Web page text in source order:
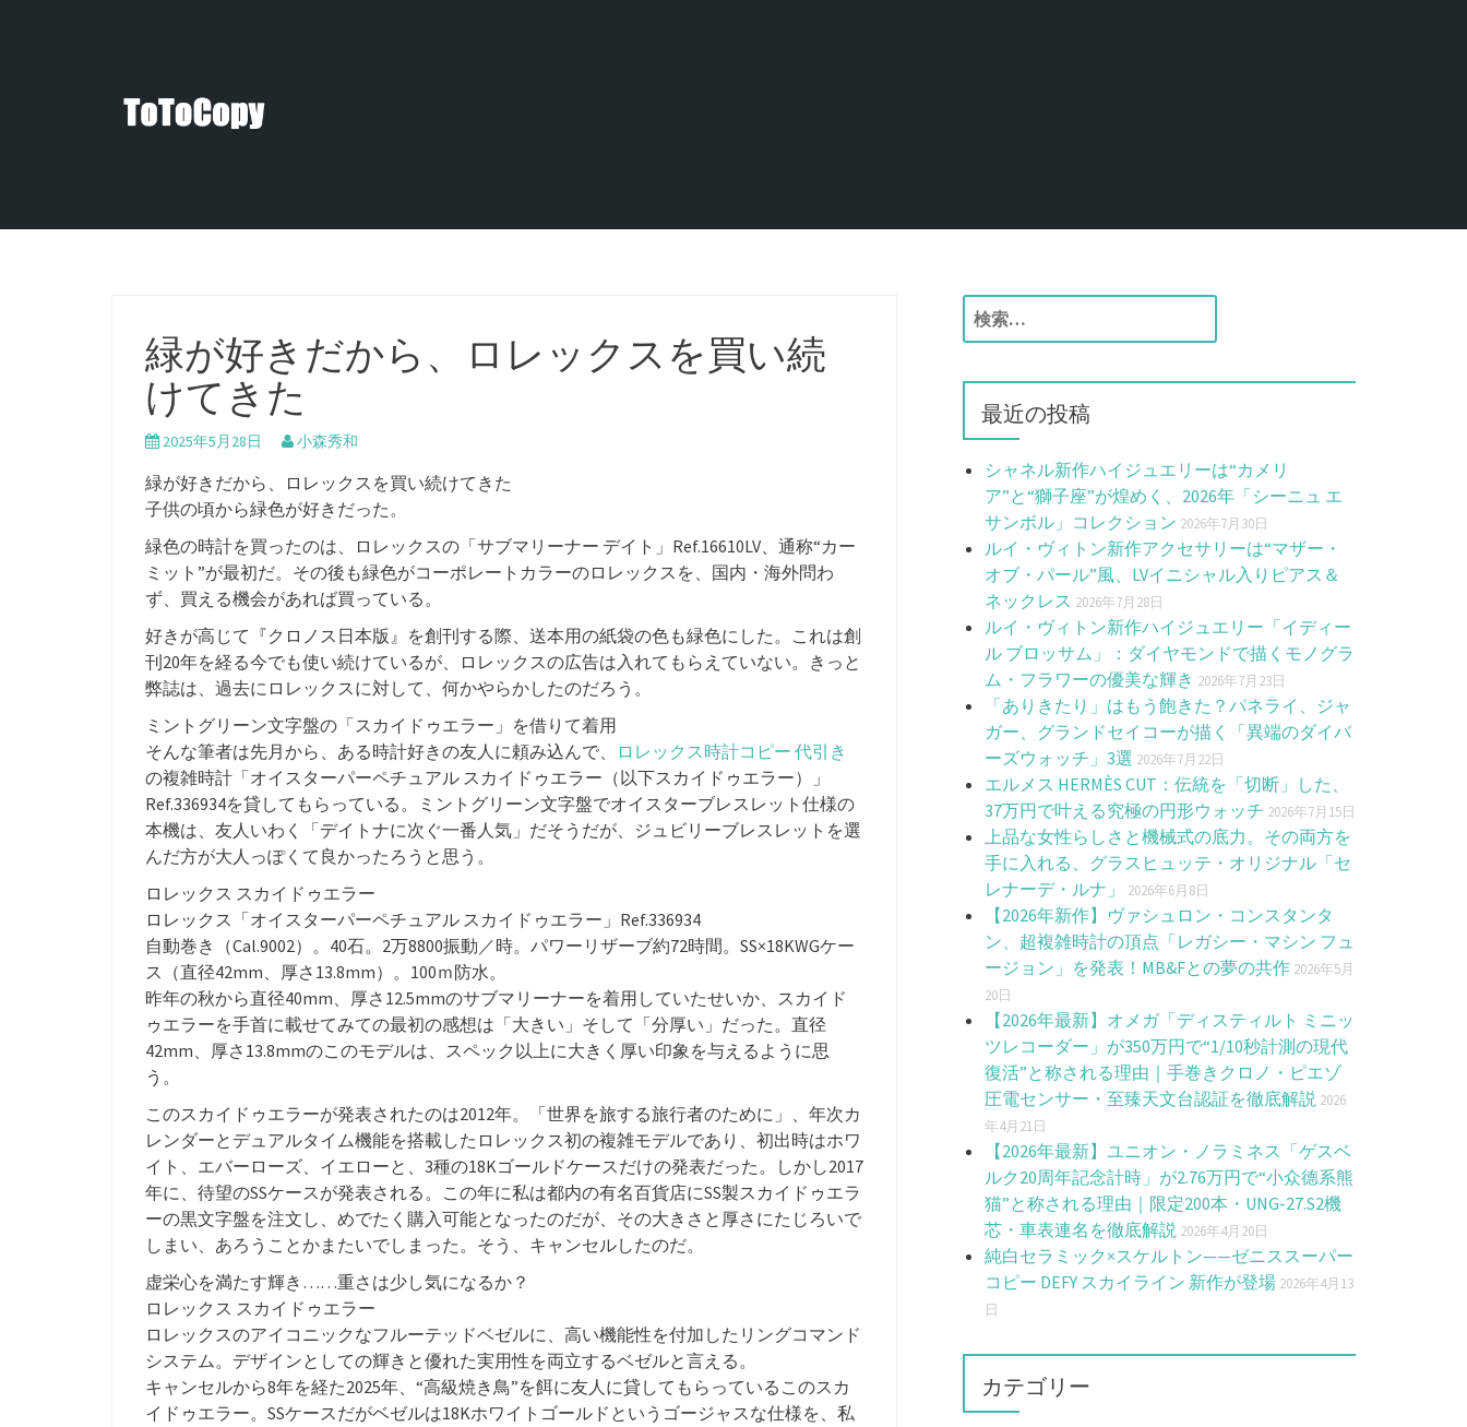
緑が好きだから、ロレックスを買い続
けてきた
2025年5月28日 小森秀和
緑が好きだから、ロレックスを買い続けてきた
子供の頃から緑色が好きだった。
緑色の時計を買ったのは、ロレックスの「サブマリーナー デイト」Ref.16610LV、通称“カー
ミット”が最初だ。その後も緑色がコーポレートカラーのロレックスを、国内・海外問わ
ず、買える機会があれば買っている。
好きが高じて『クロノス日本版』を創刊する際、送本用の紙袋の色も緑色にした。これは創
刊20年を経る今でも使い続けているが、ロレックスの広告は入れてもらえていない。きっと
弊誌は、過去にロレックスに対して、何かやらかしたのだろう。
ミントグリーン文字盤の「スカイドゥエラー」を借りて着用
そんな筆者は先月から、ある時計好きの友人に頼み込んで、
ロレックス時計コピー 代引き
の複雑時計「オイスターパーペチュアル スカイドゥエラー（以下スカイドゥエラー）」
Ref.336934を貸してもらっている。ミントグリーン文字盤でオイスターブレスレット仕様の
本機は、友人いわく「デイトナに次ぐ一番人気」だそうだが、ジュビリーブレスレットを選
んだ方が大人っぽくて良かったろうと思う。
ロレックス スカイドゥエラー
ロレックス「オイスターパーペチュアル スカイドゥエラー」Ref.336934
自動巻き（Cal.9002）。40石。2万8800振動／時。パワーリザーブ約72時間。SS×18KWGケー
ス（直径42mm、厚さ13.8mm）。100ｍ防水。
昨年の秋から直径40mm、厚さ12.5mmのサブマリーナーを着用していたせいか、スカイド
ゥエラーを手首に載せてみての最初の感想は「大きい」そして「分厚い」だった。直径
42mm、厚さ13.8mmのこのモデルは、スペック以上に大きく厚い印象を与えるように思
う。
このスカイドゥエラーが発表されたのは2012年。「世界を旅する旅行者のために」、年次カ
レンダーとデュアルタイム機能を搭載したロレックス初の複雑モデルであり、初出時はホワ
イト、エバーローズ、イエローと、3種の18Kゴールドケースだけの発表だった。しかし2017
年に、待望のSSケースが発表される。この年に私は都内の有名百貨店にSS製スカイドゥエラ
ーの黒文字盤を注文し、めでたく購入可能となったのだが、その大きさと厚さにたじろいで
しまい、あろうことかまたいでしまった。そう、キャンセルしたのだ。
虚栄心を満たす輝き……重さは少し気になるか？
ロレックス スカイドゥエラー
ロレックスのアイコニックなフルーテッドベゼルに、高い機能性を付加したリングコマンド
システム。デザインとしての輝きと優れた実用性を両立するベゼルと言える。
キャンセルから8年を経た2025年、“高級焼き鳥”を餌に友人に貸してもらっているこのスカ
イドゥエラー。SSケースだがベゼルは18Kホワイトゴールドというゴージャスな仕様を、私
検
索
最近の投稿
シャネル新作ハイジュエリーは“カメリ
ア”と“獅子座”が煌めく、2026年「シーニュ エ
サンボル」コレクション 2026年7月30日
ルイ・ヴィトン新作アクセサリーは“マザー・
オブ・パール”風、LVイニシャル入りピアス＆
ネックレス 2026年7月28日
ルイ・ヴィトン新作ハイジュエリー「イディー
ル ブロッサム」：ダイヤモンドで描くモノグラ
ム・フラワーの優美な輝き 2026年7月23日
「ありきたり」はもう飽きた？パネライ、ジャ
ガー、グランドセイコーが描く「異端のダイバ
ーズウォッチ」3選 2026年7月22日
エルメス HERMÈS CUT：伝統を「切断」した、
37万円で叶える究極の円形ウォッチ 2026年7月15日
上品な女性らしさと機械式の底力。その両方を
手に入れる、グラスヒュッテ・オリジナル「セ
レナーデ・ルナ」
2026年6月8日
【2026年新作】ヴァシュロン・コンスタンタ
ン、超複雑時計の頂点「レガシー・マシン フュ
ージョン」を発表！MB&Fとの夢の共作 2026年5月
20日
【2026年最新】オメガ「ディスティルト ミニッ
ツレコーダー」が350万円で“1/10秒計測の現代
復活”と称される理由｜手巻きクロノ・ピエゾ
圧電センサー・至臻天文台認証を徹底解説 2026
年4月21日
【2026年最新】ユニオン・ノラミネス「ゲスベ
ルク20周年記念計時」が2.76万円で“小众德系熊
猫”と称される理由｜限定200本・UNG-27.S2機
芯・車表連名を徹底解説 2026年4月20日
純白セラミック×スケルトン——ゼニススーパー
コピー DEFY スカイライン 新作が登場 2026年4月13
日
カテゴリー